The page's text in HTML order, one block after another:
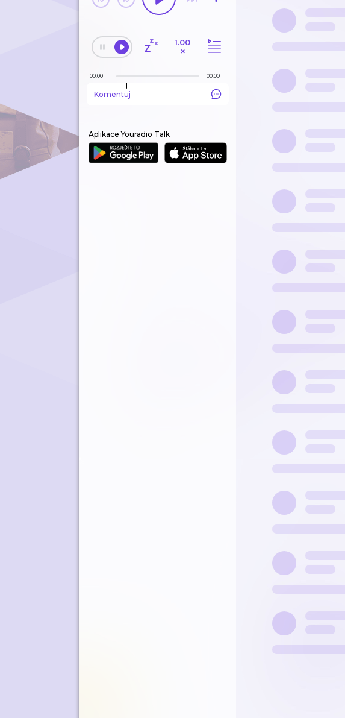
1.00
×
00:00 00:00
Komentuj
Aplikace Youradio Talk